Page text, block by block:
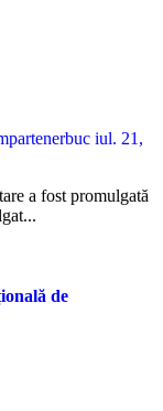
iul. 21,
de